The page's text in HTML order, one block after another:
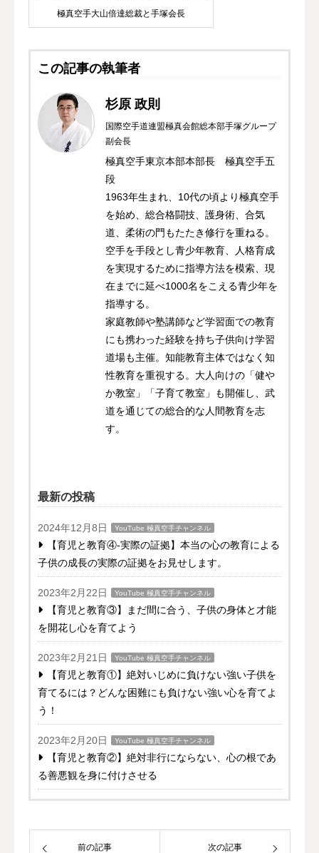
極真空手大山倍達総裁と手塚会長
この記事の執筆者
杉原 政則
国際空手道連盟極真会館総本部手塚グループ
副会長
極真空手東京本部本部長 極真空手五
段
1963年生まれ、10代の頃より極真空手
を始め、総合格闘技、護身術、合気
道、柔術の門もたたき修行を重ねる。
空手を手段とし青少年教育、人格育成
を実現するために指導方法を模索、現
在までに延べ1000名をこえる青少年を
指導する。
家庭教師や塾講師など学習面での教育
にも携わった経験を持ち子供向け学習
道場も主催。知能教育主体ではなく知
性教育を重視する。大人向けの「健や
か教室」「子育て教室」も開催し、武
道を通じての総合的な人間教育を志
す。
最新の投稿
2024年12月8日 YouTube 極真空手チャンネル
【育児と教育④-実際の証拠】本当の心の教育による
子供の成長の実際の証拠をお見せします。
2023年2月22日 YouTube 極真空手チャンネル
【育児と教育③】まだ間に合う、子供の身体と才能
を開花し心を育てよう
2023年2月21日 YouTube 極真空手チャンネル
【育児と教育①】絶対いじめに負けない強い子供を
育てるには？どんな困難にも負けない強い心を育てよ
う！
2023年2月20日 YouTube 極真空手チャンネル
【育児と教育②】絶対非行にならない、心の根であ
る善悪観を身に付けさせる
前の記事 次の記事